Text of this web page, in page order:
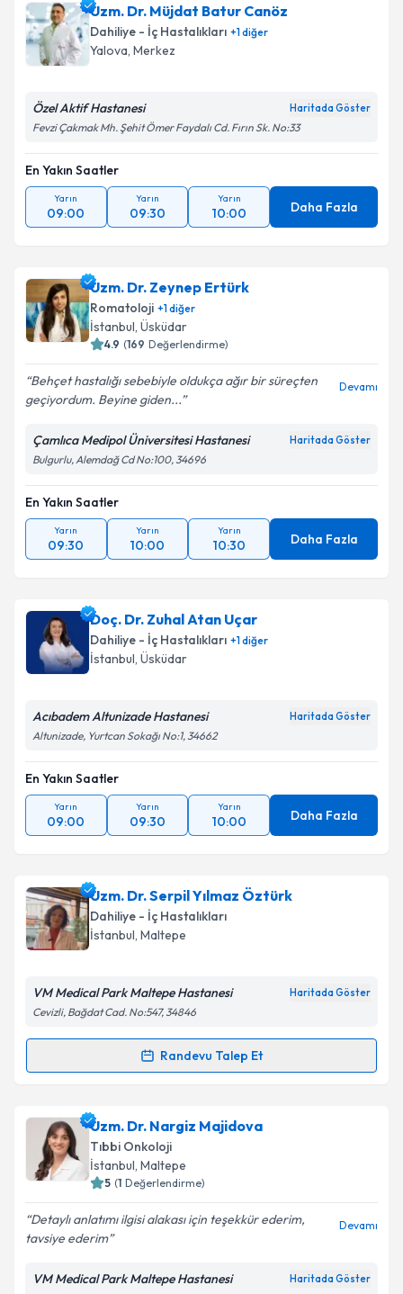
Uzm. Dr. Ercan Özden için randevu takvimi talebi
oluşturun. Size bu uzmandan randevu almanız için bir
takvim hazırlandığında e-posta ile bilgilendireceğiz.
Kişisel verilerimin işlenmesine ilişkin
Metni'ni okudum ve kişisel verilerimin belirtilen
kapsamda işlenmesini kabul ediyorum.
Uzm. Dr. Müjdat Batur Canöz
Dahiliye - İç Hastalıkları +1diğer
Yalova, Merkez
Özel Aktif Hastanesi Haritada Göster
Fevzi Çakmak Mh. Şehit Ömer Faydalı Cd. Fırın Sk. No:33
En Yakın Saatler
Yarın
09:00
Yarın
09:30
Yarın
10:00 Daha Fazla
Uzm. Dr. Zeynep Ertürk
Romatoloji +1diğer
İstanbul, Üsküdar
4.9 (169 Değerlendirme)
Behçet hastalığı sebebiyle oldukça ağır bir süreçten
geçiyordum. Beyine giden...
Devamı
Çamlıca Medipol Üniversitesi Hastanesi Haritada Göster
Bulgurlu, Alemdağ Cd No:100, 34696
En Yakın Saatler
Yarın
09:30
Yarın
10:00
Yarın
10:30 Daha Fazla
Doç. Dr. Zuhal Atan Uçar
Dahiliye - İç Hastalıkları +1diğer
İstanbul, Üsküdar
Acıbadem Altunizade Hastanesi Haritada Göster
Altunizade, Yurtcan Sokağı No:1, 34662
En Yakın Saatler
Yarın
09:00
Yarın
09:30
Yarın
10:00 Daha Fazla
Uzm. Dr. Serpil Yılmaz Öztürk
Dahiliye - İç Hastalıkları
İstanbul, Maltepe
VM Medical Park Maltepe Hastanesi Haritada Göster
Cevizli, Bağdat Cad. No:547, 34846
Randevu Talep Et
Randevu Takvimi Talebi
Uzm. Dr. Serpil Yılmaz Öztürkiçin randevu takvimi
talebi oluşturun. Size bu uzmandan randevu almanız
için bir takvim hazırlandığında e-posta ile
bilgilendireceğiz.
E-posta Adresiniz
Uzm. Dr. Nargiz Majidova
Tıbbi Onkoloji
İstanbul, Maltepe
5 (1 Değerlendirme)
Detaylı anlatımı ilgisi alakası için teşekkür ederim,
tavsiye ederim
Devamı
VM Medical Park Maltepe Hastanesi Haritada Göster